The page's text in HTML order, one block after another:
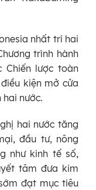
nhất trí hai
trình hành
lược toàn
kiện mở cửa
nước.
hai nước tăng
đầu tư, nông
như kinh tế số,
tâm đưa kim
đạt mục tiêu